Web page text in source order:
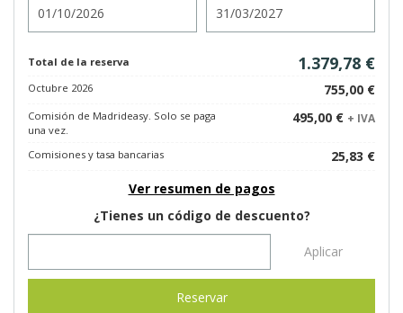
Total de la reserva 1.379,78 €
Octubre 2026 755,00 €
Comisión de Madrideasy. Solo se paga
una vez.
495,00 € + IVA
Comisiones y tasa bancarias
25,83 €
Ver resumen de pagos
¿Tienes un código de descuento?
Aplicar
Reservar